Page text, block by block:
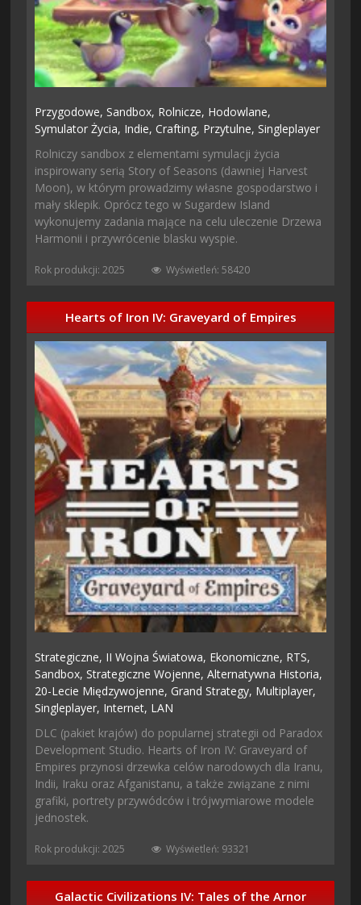
Przygodowe,Sandbox, Rolnicze, Hodowlane,
Symulator Życia, Indie,Crafting, Przytulne,Singleplayer
Rolniczy sandbox z elementami symulacji życia
inspirowany serią Story of Seasons (dawniej Harvest
Moon), w którym prowadzimy własne gospodarstwo i
mały sklepik. Oprócz tego w Sugardew Island
wykonujemy zadania mające na celu uleczenie Drzewa
Harmonii i przywrócenie blasku wyspie.
Rok produkcji: 2025 Wyświetleń: 58420
Hearts of Iron IV: Graveyard of Empires
Strategiczne, II Wojna Światowa, Ekonomiczne, RTS,
Sandbox,Strategiczne Wojenne,Alternatywna Historia,
20-Lecie Międzywojenne, Grand Strategy, Multiplayer,
Singleplayer, Internet, LAN
DLC (pakiet krajów) do popularnej strategii od Paradox
Development Studio. Hearts of Iron IV: Graveyard of
Empires przynosi drzewka celów narodowych dla Iranu,
Indii, Iraku oraz Afganistanu, a także związane z nimi
grafiki, portrety przywódców i trójwymiarowe modele
jednostek.
Rok produkcji: 2025 Wyświetleń: 93321
Galactic Civilizations IV: Tales of the Arnor